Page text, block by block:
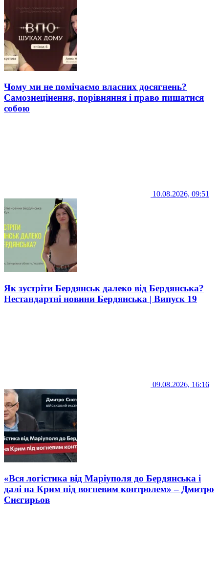
Чому ми не помічаємо власних досягнень?
Самознецінення, порівняння і право пишатися
собою
10.08.2026, 09:51
Як зустріти Бердянськ далеко від Бердянська?
Нестандартні новини Бердянська | Випуск 19
09.08.2026, 16:16
«Вся логістика від Маріуполя до Бердянська і
далі на Крим під вогневим контролем» – Дмитро
Снєгирьов